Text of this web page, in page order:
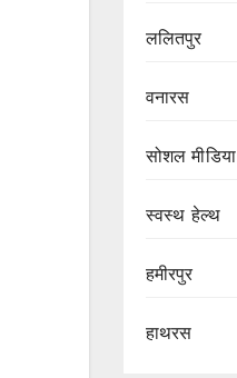
ललितपुर
वनारस
सोशल मीडिया
स्वस्थ हेल्थ
हमीरपुर
हाथरस